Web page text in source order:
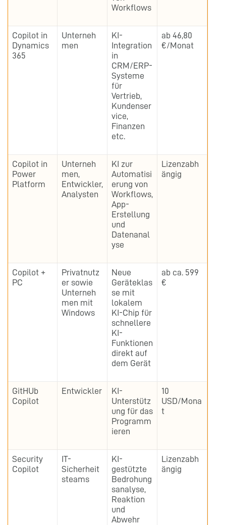
Workflows
Copilot in
Dynamics
365
Unterneh
men
KI-
Integration
in
CRM/ERP-
Systeme
für
Vertrieb,
Kundenser
vice,
Finanzen
etc.
ab 46,80
€/Monat
Copilot in
Power
Platform
Unterneh
men,
Entwickler,
Analysten
KI zur
Automatisi
erung von
Workflows,
App-
Erstellung
und
Datenanal
yse
Lizenzabh
ängig
Copilot +
PC
Privatnutz
er sowie
Unterneh
men mit
Windows
Neue
Geräteklas
se mit
lokalem
KI-Chip für
schnellere
KI-
Funktionen
direkt auf
dem Gerät
ab ca. 599
€
GitHUb
Copilot
Entwickler
KI-
Unterstütz
ung für das
Programm
ieren
10
USD/Mona
t
Security
Copilot
IT-
Sicherheit
steams
KI-
gestützte
Bedrohung
sanalyse,
Reaktion
und
Abwehr
Lizenzabh
ängig